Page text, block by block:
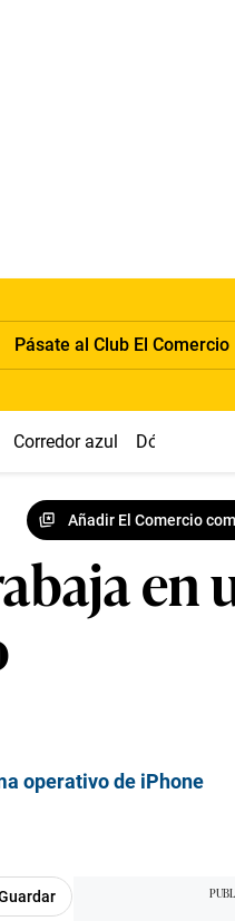
Pásate al Club El Comercio
Corredor azul Dólar
Añadir El Comercio
en
operativo de iPhone